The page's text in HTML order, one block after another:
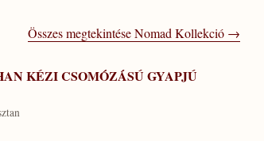
Összes megtekintése Nomad Kollekció →
KÉZI CSOMÓZÁSÚ GYAPJÚ